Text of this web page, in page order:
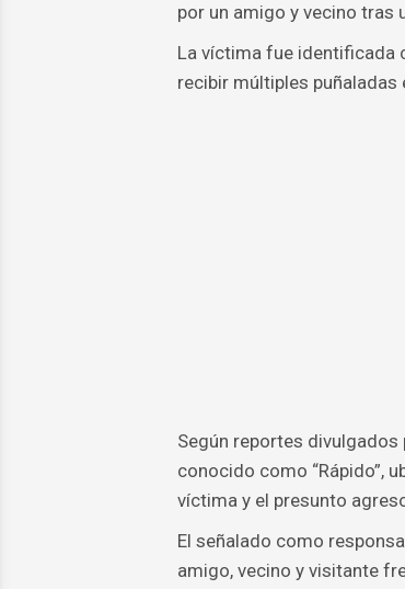
por un amigo y vecino tras
La víctima fue identificada
recibir múltiples puñaladas
Según reportes divulgados
conocido como “Rápido”,
víctima y el presunto
El señalado como
amigo, vecino y visitante